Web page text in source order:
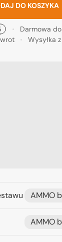
DO KOSZYKA
Darmowa
Wysyłka
AMMO
AMMO